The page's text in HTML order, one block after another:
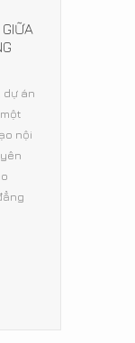
dự án
nội